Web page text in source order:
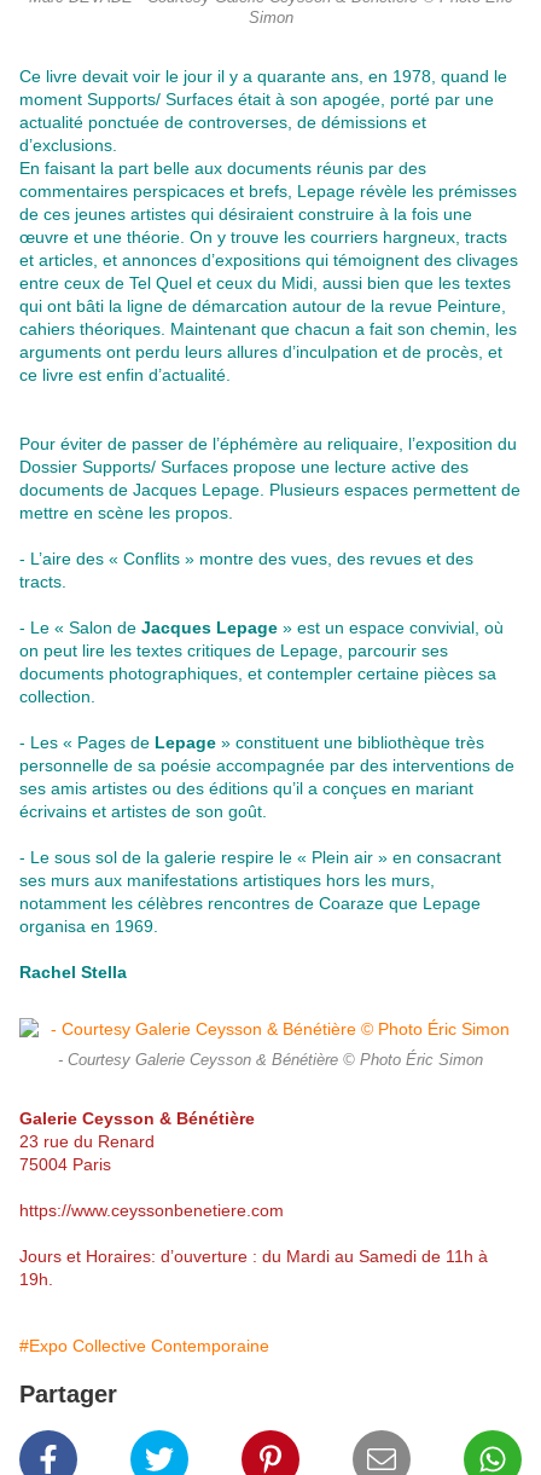
Simon
Ce livre devait voir le jour il y a quarante ans, en 1978, quand le
moment Supports/ Surfaces était à son apogée, porté par une
actualité ponctuée de controverses, de démissions et
d’exclusions.
En faisant la part belle aux documents réunis par des
commentaires perspicaces et brefs, Lepage révèle les prémisses
de ces jeunes artistes qui désiraient construire à la fois une
œuvre et une théorie. On y trouve les courriers hargneux, tracts
et articles, et annonces d’expositions qui témoignent des clivages
entre ceux de Tel Quel et ceux du Midi, aussi bien que les textes
qui ont bâti la ligne de démarcation autour de la revue Peinture,
cahiers théoriques. Maintenant que chacun a fait son chemin, les
arguments ont perdu leurs allures d’inculpation et de procès, et
ce livre est enfin d’actualité.
Pour éviter de passer de l’éphémère au reliquaire, l’exposition du
Dossier Supports/ Surfaces propose une lecture active des
documents de Jacques Lepage. Plusieurs espaces permettent de
mettre en scène les propos.
- L’aire des « Conflits » montre des vues, des revues et des
tracts.
- Le « Salon de Jacques Lepage » est un espace convivial, où
on peut lire les textes critiques de Lepage, parcourir ses
documents photographiques, et contempler certaine pièces sa
collection.
- Les « Pages de Lepage » constituent une bibliothèque très
personnelle de sa poésie accompagnée par des interventions de
ses amis artistes ou des éditions qu’il a conçues en mariant
écrivains et artistes de son goût.
- Le sous sol de la galerie respire le « Plein air » en consacrant
ses murs aux manifestations artistiques hors les murs,
notamment les célèbres rencontres de Coaraze que Lepage
organisa en 1969.
Rachel Stella
- Courtesy Galerie Ceysson & Bénétière © Photo Éric Simon
Galerie Ceysson & Bénétière
23 rue du Renard
75004 Paris
https://www.ceyssonbenetiere.com
Jours et Horaires: d’ouverture : du Mardi au Samedi de 11h à
19h.
#Expo Collective Contemporaine
Partager